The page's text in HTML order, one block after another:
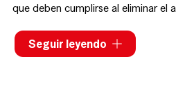
que deben cumplirse al eliminar el
Por eso una de nuestras señas de
asesoramiento totalmente
Seguir leyendo